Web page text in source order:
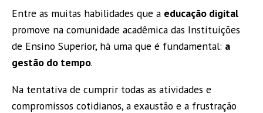
Entre as muitas habilidades que a educação digital
promove na comunidade acadêmica das Instituições
de Ensino Superior, há uma que é fundamental: a
gestão do tempo.
Na tentativa de cumprir todas as atividades e
compromissos cotidianos, a exaustão e a frustração